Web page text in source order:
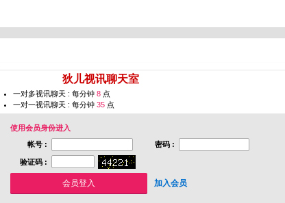
狄儿视讯聊天室
一对多视讯聊天 : 每分钟 8 点
一对一视讯聊天 : 每分钟 35 点
使用会员身份进入
帐号 :
密码 :
验证码 :
加入会员